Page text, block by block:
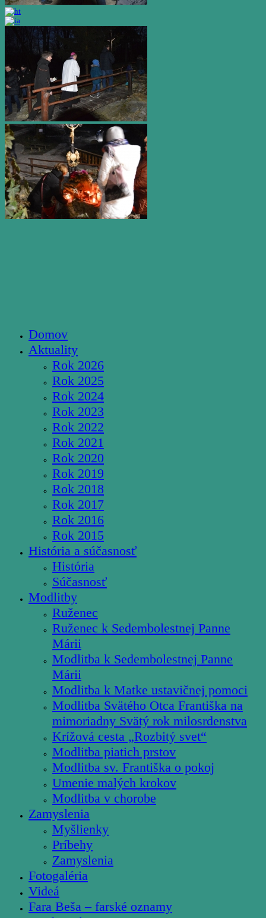
Domov
Aktuality
Rok 2026
Rok 2025
Rok 2024
Rok 2023
Rok 2022
Rok 2021
Rok 2020
Rok 2019
Rok 2018
Rok 2017
Rok 2016
Rok 2015
História a súčasnosť
História
Súčasnosť
Modlitby
Ruženec
Ruženec k Sedembolestnej Panne
Márii
Modlitba k Sedembolestnej Panne
Márii
Modlitba k Matke ustavičnej pomoci
Modlitba Svätého Otca Františka na
mimoriadny Svätý rok milosrdenstva
Krížová cesta „Rozbitý svet“
Modlitba piatich prstov
Modlitba sv. Františka o pokoj
Umenie malých krokov
Modlitba v chorobe
Zamyslenia
Myšlienky
Príbehy
Zamyslenia
Fotogaléria
Videá
Fara Beša – farské oznamy